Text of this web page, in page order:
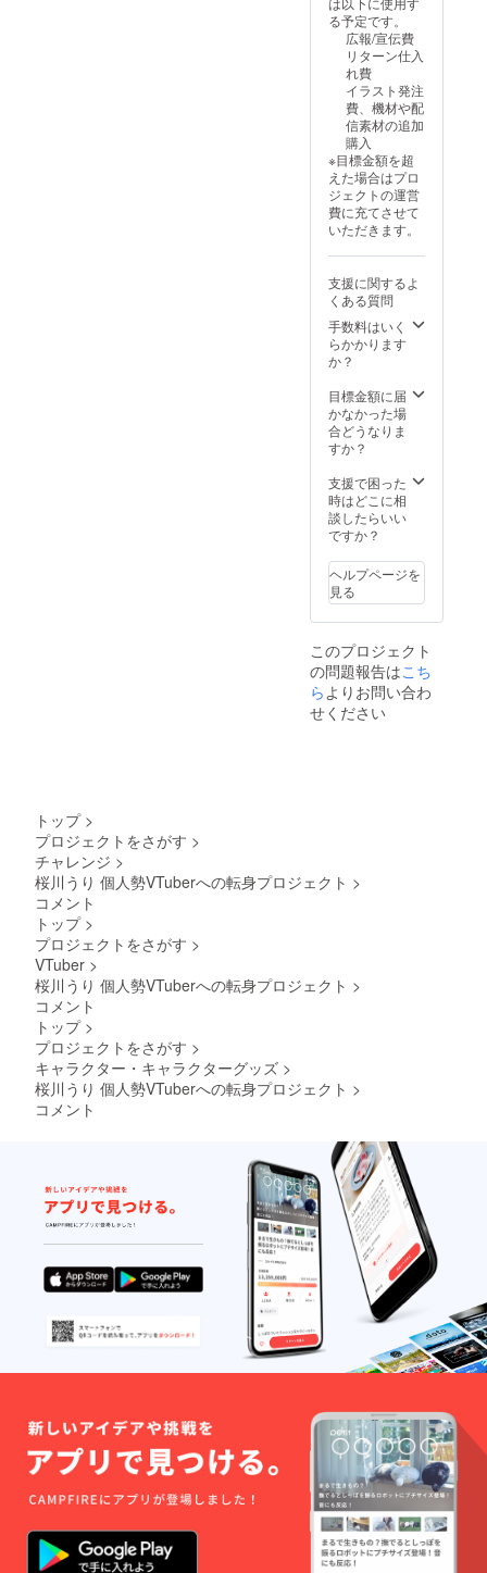
いします ※企業
様の場合は企業
名や企業名＋担
当者様のお名前
の掲載となりま
場合は備考欄は
空欄のままでお
願いします
載方法
〈YouTubeコ
ミュニティまた
SNSへお名前を
画像数枚にまと
めて投稿、クラ
ウドファンディ
ング終了後の配
信や動画にて概
要欄にお名前の
掲載〉 ※備考欄
に掲載するお名
前の記入をお願
いします ※企業
様の場合は企業
名や企業名＋担
当者様のお名前
の掲載となりま
す ※掲載不要の
場合は備考欄は
空欄のままでお
ルにてご連絡致
します ･リター
ン限定イラスト
マグカップ ︎︎⟡サ
イズ 直径約8cm
高さ約9.2cm ･
桜川うり 等身大
パネル ︎︎⟡見晴ら
しの丘真壁うり
坊内に展示して
いた等身大パネ
ルとなります ︎︎⟡
約半年程展示さ
れていたため多
少の汚れがあり
ます ︎︎⟡サイズ 高
さ約160cm 横幅
約100cm ︎︎⟡パネ
ル自体の材質は
スチレンボー
ド、スチール製
いています(軽い
ので1人で組み立
てや移動が可能
です) ･クラウド
終了後 支援者と
してのお名前掲
載(YouTubeや各
種SNS) ︎︎ ⟡掲載期
~VTuberとして
の活動が続く限
り〉 ︎︎ ⟡掲載方法
〈YouTubeコ
ミュニティまた
SNSへお名前を
画像数枚にまと
めて投稿、クラ
ウドファンディ
ング終了後の配
当者様のお名前
る予定です。
広報/宣伝費
リターン仕入
れ費
イラスト発注
費、機材や配
信素材の追加
購入
※目標金額を超
えた場合はプロ
ジェクトの運営
費に充てさせて
いただきます。
支援に関するよ
くある質問
手数料はいく
らかかります
か？
目標金額に届
かなかった場
合どうなりま
すか？
支援で困った
時はどこに相
談したらいい
ですか？
ヘルプページを
見る
このプロジェクト
の問題報告はこち
らよりお問い合わ
せください
トップ >
プロジェクトをさがす >
チャレンジ >
桜川うり 個人勢VTuberへの転身プロジェクト >
コメント
トップ >
プロジェクトをさがす >
VTuber >
桜川うり 個人勢VTuberへの転身プロジェクト >
コメント
トップ >
プロジェクトをさがす >
キャラクター・キャラクターグッズ >
桜川うり 個人勢VTuberへの転身プロジェクト >
コメント